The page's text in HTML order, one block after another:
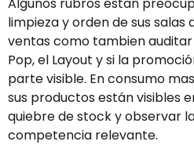
limpieza y orden de sus
ventas como tambien
Pop, el Layout y si la
parte visible. En consumo
sus productos están visibles
quiebre de stock y observar
competencia relevante.